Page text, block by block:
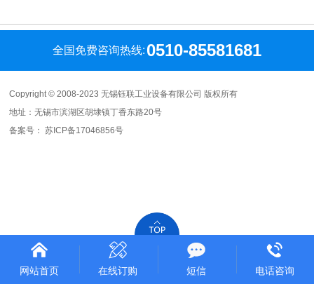
全国免费咨询热线: 0510-85581681
Copyright © 2008-2023 无锡钰联工业设备有限公司 版权所有
地址：无锡市滨湖区胡埭镇丁香东路20号
备案号：苏ICP备17046856号
网站首页 在线订购 短信 电话咨询